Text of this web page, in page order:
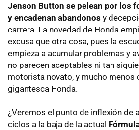
Jenson Button se pelean por los
y encadenan abandonos y
carrera. La novedad de Honda
excusa que otra cosa, pues la
empieza a acumular problemas y
no parecen aceptables ni tan
motorista novato, y mucho menos
gigantesca Honda.
¿Veremos el punto de inflexión de
ciclos a la baja de la actual